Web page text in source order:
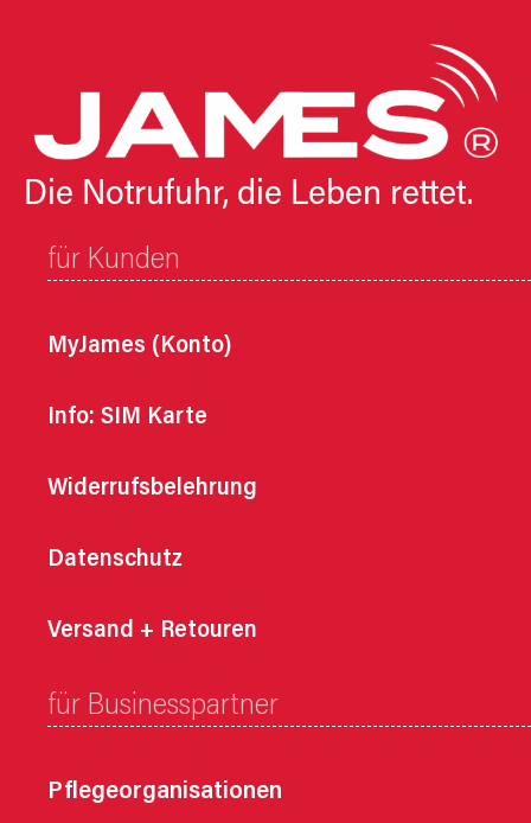
Die Notrufuhr, die Leben rettet.
für Kunden
MyJames (Konto)
Info: SIM Karte
Widerrufsbelehrung
Datenschutz
Versand + Retouren
für Businesspartner
Pflegeorganisationen